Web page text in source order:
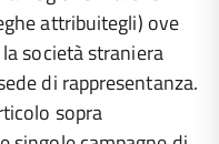
attribuitegli) ove
società straniera
di rappresentanza.
sopra